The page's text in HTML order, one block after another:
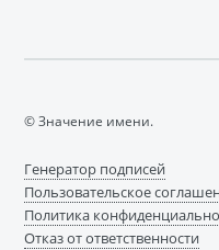
© Значение имени.
Генератор подписей
Пользовательское
Политика
Отказ от ответственности